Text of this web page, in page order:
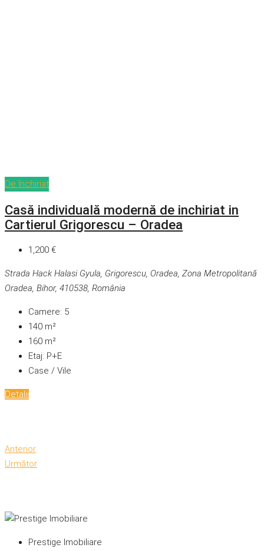
De închiriat
Casă individuală modernă de inchiriat in
Cartierul Grigorescu – Oradea
1,200 €
Strada Hack Halasi Gyula, Grigorescu, Oradea, Zona Metropolitană
Oradea, Bihor, 410538, România
Camere: 5
140 m²
160 m²
Etaj: P+E
Case / Vile
Detalii
Anterior
Următor
Prestige Imobiliare